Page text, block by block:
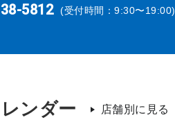
5812 (受付時間：9:30〜19:00)
ンダー 店舗別に見る